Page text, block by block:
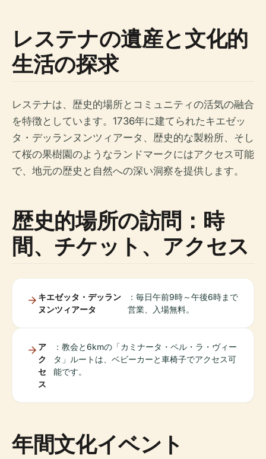
レステナの遺産と文化的
生活の探求
レステナは、歴史的場所とコミュニティの活気の融合
を特徴としています。1736年に建てられたキエゼッ
タ・デッランヌンツィアータ、歴史的な製粉所、そし
て桜の果樹園のようなランドマークにはアクセス可能
で、地元の歴史と自然への深い洞察を提供します。
歴史的場所の訪問：時
間、チケット、アクセス
キエゼッタ・デッラン
ヌンツィアータ
：毎日午前9時～午後6時まで
営業、入場無料。
ア
ク
セ
ス
：教会と6kmの「カミナータ・ペル・ラ・ヴィー
タ」ルートは、ベビーカーと車椅子でアクセス可
能です。
年間文化イベント